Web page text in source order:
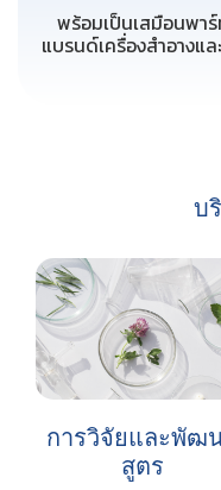
พร้อมเป็นเสมือนพา
แบรนด์เครื่องสำอางแล
บ
การวิจัยและพัฒ
สูตร